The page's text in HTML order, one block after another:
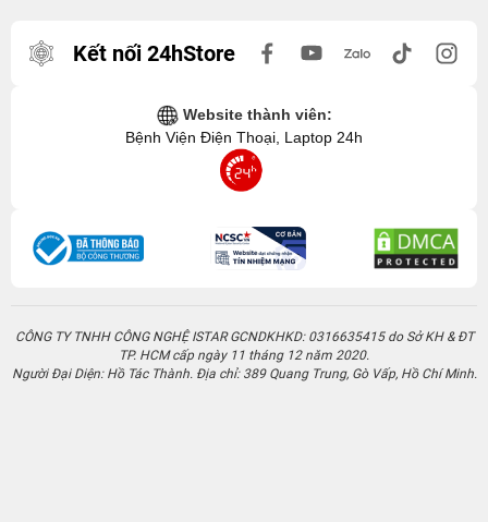
Kết nối 24hStore
Website thành viên:
Bệnh Viện Điện Thoại, Laptop 24h
CÔNG TY TNHH CÔNG NGHỆ ISTAR GCNDKHKD: 0316635415 do Sở KH & ĐT
TP. HCM cấp ngày 11 tháng 12 năm 2020.
Người Đại Diện: Hồ Tác Thành. Địa chỉ: 389 Quang Trung, Gò Vấp, Hồ Chí Minh.